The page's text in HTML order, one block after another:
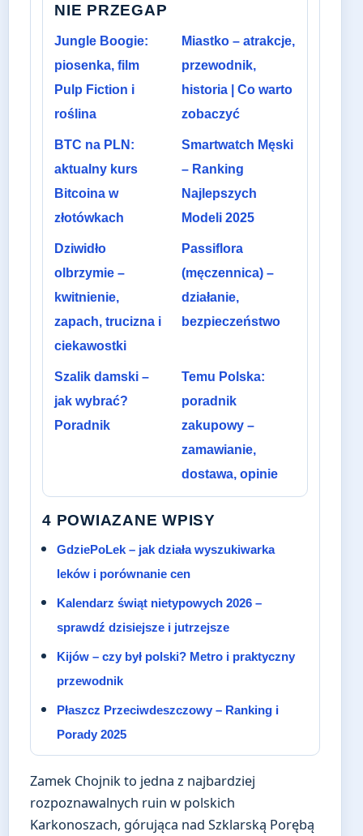
NIE PRZEGAP
Jungle Boogie:
piosenka, film
Pulp Fiction i
roślina
Miastko – atrakcje,
przewodnik,
historia | Co warto
zobaczyć
BTC na PLN:
aktualny kurs
Bitcoina w
złotówkach
Smartwatch Męski
– Ranking
Najlepszych
Modeli 2025
Dziwidło
olbrzymie –
kwitnienie,
zapach, trucizna i
ciekawostki
Passiflora
(męczennica) –
działanie,
bezpieczeństwo
Szalik damski –
jak wybrać?
Poradnik
Temu Polska:
poradnik
zakupowy –
zamawianie,
dostawa, opinie
4 POWIAZANE WPISY
GdziePoLek – jak działa wyszukiwarka
leków i porównanie cen
Kalendarz świąt nietypowych 2026 –
sprawdź dzisiejsze i jutrzejsze
Kijów – czy był polski? Metro i praktyczny
przewodnik
Płaszcz Przeciwdeszczowy – Ranking i
Porady 2025
Zamek Chojnik to jedna z najbardziej
rozpoznawalnych ruin w polskich
Karkonoszach, górująca nad Szklarską Porębą